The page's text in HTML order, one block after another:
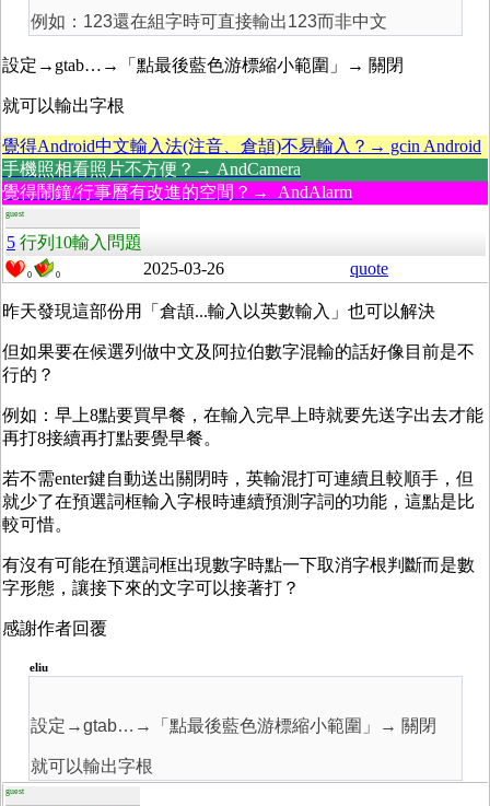
例如：123還在組字時可直接輸出123而非中文
設定→gtab…→「點最後藍色游標縮小範圍」→ 關閉
就可以輸出字根
覺得Android中文輸入法(注音、倉頡)不易輸入？→ gcin Android
手機照相看照片不方便？→ AndCamera
覺得鬧鐘/行事曆有改進的空間？→ AndAlarm
guest
5 行列10輸入問題
0 0 2025-03-26 quote
昨天發現這部份用「倉頡...輸入以英數輸入」也可以解決
但如果要在候選列做中文及阿拉伯數字混輸的話好像目前是不
行的？
例如：早上8點要買早餐，在輸入完早上時就要先送字出去才能
再打8接續再打點要覺早餐。
若不需enter鍵自動送出關閉時，英輸混打可連續且較順手，但
就少了在預選詞框輸入字根時連續預測字詞的功能，這點是比
較可惜。
有沒有可能在預選詞框出現數字時點一下取消字根判斷而是數
字形態，讓接下來的文字可以接著打？
感謝作者回覆
eliu
設定→gtab…→「點最後藍色游標縮小範圍」→ 關閉
就可以輸出字根
guest